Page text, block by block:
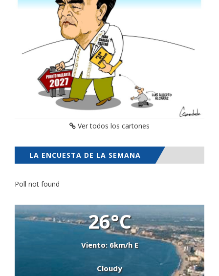
Ver todos los cartones
LA ENCUESTA DE LA SEMANA
Poll not found
26°C
Viento: 6km/h E
Cloudy